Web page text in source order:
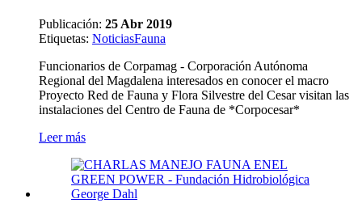
Publicación: 25 Abr 2019
Etiquetas: NoticiasFauna
Funcionarios de Corpamag - Corporación Autónoma
Regional del Magdalena interesados en conocer el macro
Proyecto Red de Fauna y Flora Silvestre del Cesar visitan las
instalaciones del Centro de Fauna de *Corpocesar*
Leer más